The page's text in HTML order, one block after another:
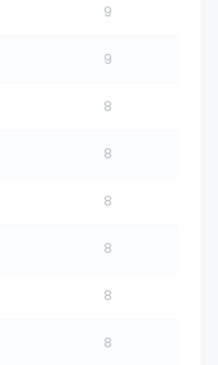
9
9
8
8
8
8
8
8